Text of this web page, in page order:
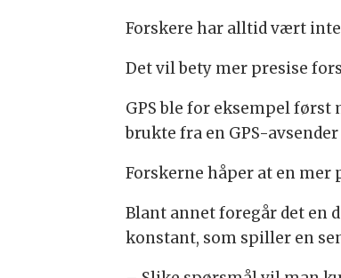
Forskere har alltid vært
Det vil bety mer presise
GPS ble for eksempel
brukte fra en GPS-
Forskerne håper at en
Blant annet foregår det en
konstant, som spiller en